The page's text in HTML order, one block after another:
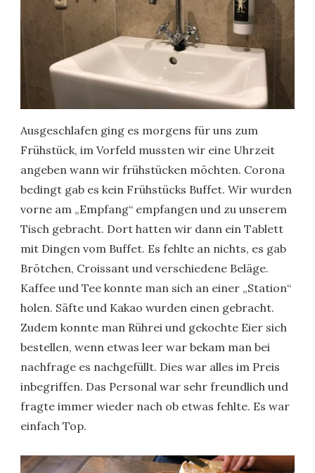
Ausgeschlafen ging es morgens für uns zum
Frühstück, im Vorfeld mussten wir eine Uhrzeit
angeben wann wir frühstücken möchten. Corona
bedingt gab es kein Frühstücks Buffet. Wir wurden
vorne am „Empfang“ empfangen und zu unserem
Tisch gebracht. Dort hatten wir dann ein Tablett
mit Dingen vom Buffet. Es fehlte an nichts, es gab
Brötchen, Croissant und verschiedene Beläge.
Kaffee und Tee konnte man sich an einer „Station“
holen. Säfte und Kakao wurden einen gebracht.
Zudem konnte man Rührei und gekochte Eier sich
bestellen, wenn etwas leer war bekam man bei
nachfrage es nachgefüllt. Dies war alles im Preis
inbegriffen. Das Personal war sehr freundlich und
fragte immer wieder nach ob etwas fehlte. Es war
einfach Top.